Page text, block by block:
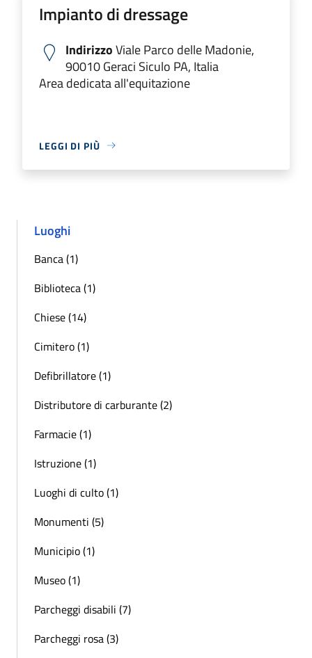
Impianto di dressage
IndirizzoViale Parco delle Madonie,
90010 Geraci Siculo PA, Italia
Area dedicata all'equitazione
LEGGI DI PIÙ
Luoghi
Banca (1)
Biblioteca (1)
Chiese (14)
Cimitero (1)
Defibrillatore (1)
Distributore di carburante (2)
Farmacie (1)
Istruzione (1)
Luoghi di culto (1)
Monumenti (5)
Municipio (1)
Museo (1)
Parcheggi disabili (7)
Parcheggi rosa (3)